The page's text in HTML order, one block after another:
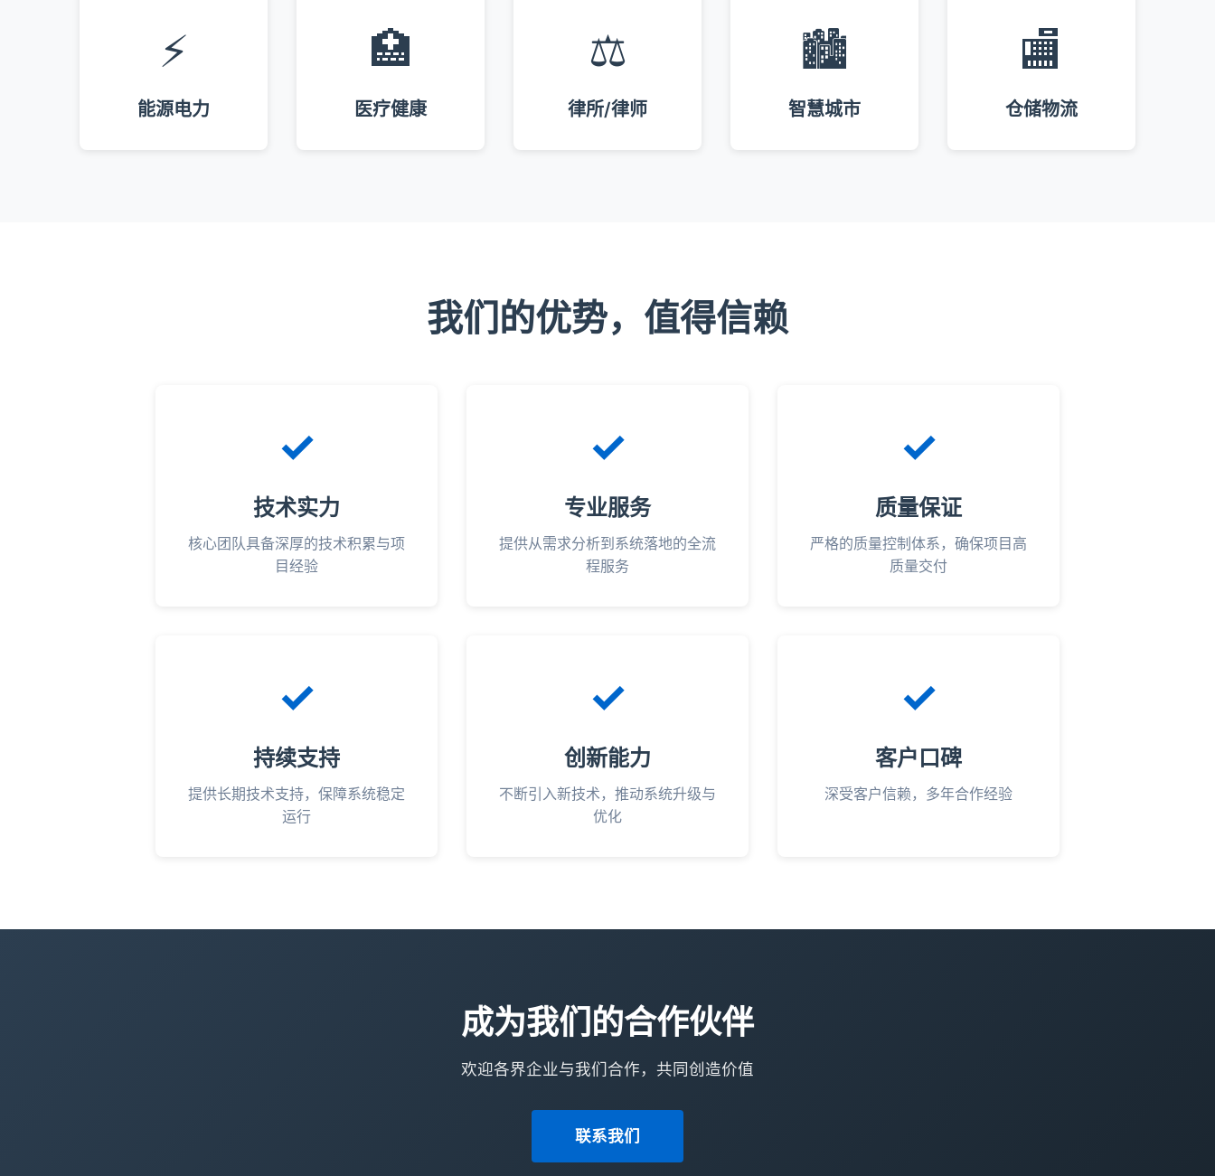
⚡
能源电力
🏥
医疗健康
⚖️
律所/律师
🏙️
智慧城市
🏬
仓储物流
我们的优势，值得信赖
✓
技术实力
核心团队具备深厚的技术积累与项
目经验
✓
专业服务
提供从需求分析到系统落地的全流
程服务
✓
质量保证
严格的质量控制体系，确保项目高
质量交付
✓
持续支持
提供长期技术支持，保障系统稳定
运行
✓
创新能力
不断引入新技术，推动系统升级与
优化
✓
客户口碑
深受客户信赖，多年合作经验
成为我们的合作伙伴
欢迎各界企业与我们合作，共同创造价值
联系我们